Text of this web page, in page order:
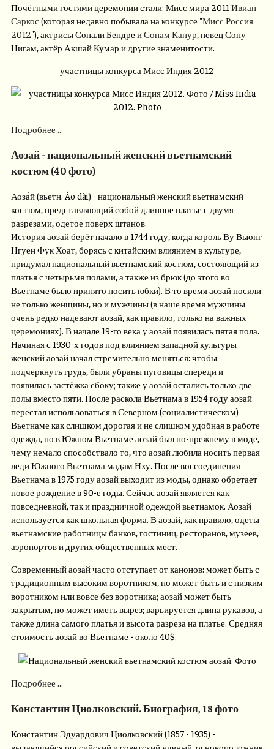
Почётными гостями церемонии стали: Мисс мира 2011 Ивиан
Саркос (которая недавно побывала на конкурсе "Мисс Россия
2012"), актрисы Сонали Бендре иСонам Капур , певец Сону
Нигам, актёр Акшай Кумар и другие знаменитости.
участницы конкурса Мисс Индия 2012
Подробнее ...
Аозай - национальный женский вьетнамский
костюм (40 фото)
Аоза́й (вьетн. Áo dài) - национальный женский вьетнамский
костюм, представляющий собой длинное платье с двумя
разрезами, одетое поверх штанов.
История аозай берёт начало в 1744 году, когда король Ву Выонг
Нгуен Фук Хоат, борясь с китайским влиянием в культуре,
придумал национальный вьетнамский костюм, состояющий из
платья с четырьмя полами, а также из брюк (до этого во
Вьетнаме было принято носить юбки). В то время аозай носили
не только женщины, но и мужчины (в наше время мужчины
очень редко надевают аозай, как правило, только на важных
церемониях). В начале 19-го века у аозай появилась пятая пола.
Начиная с 1930-х годов под влиянием западной культуры
женский аозай начал стремительно меняться: чтобы
подчеркнуть грудь, были убраны пуговицы спереди и
появилась застёжка сбоку; также у аозай остались только две
полы вместо пяти. После раскола Вьетнама в 1954 году аозай
перестал использоваться в Северном (социалистическом)
Вьетнаме как слишком дорогая и не слишком удобная в работе
одежда, но в Южном Вьетнаме аозай был по-прежнему в моде,
чему немало способствало то, что аозай любила носить первая
леди Южного Вьетнама мадам Нху. После воссоединения
Вьетнама в 1975 году аозай выходит из моды, однако обретает
новое рождение в 90-е годы. Сейчас аозай является как
повседневной, так и праздничной одеждой вьетнамок. Аозай
используется как школьная форма. В аозай, как правило, одеты
вьетнамские работницы банков, гостиниц, ресторанов, музеев,
аэропортов и других общественных мест.
Современный аозай часто отступает от канонов: может быть с
традиционным высоким воротником, но может быть и с низким
воротником или вовсе без воротника; аозай может быть
закрытым, но может иметь вырез; варьируется длина рукавов, а
также длина самого платья и высота разреза на платье. Средняя
стоимость аозай во Вьетнаме - около 40$.
Подробнее ...
Константин Циолковский. Биография, 18 фото
Константин Эдуардович Циолковский (1857 - 1935) -